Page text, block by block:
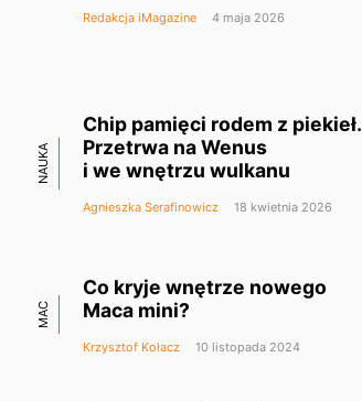
Redakcja iMagazine 4 maja 2026
NAUKA
Chip pamięci rodem z piekieł.
Przetrwa na Wenus
i we wnętrzu wulkanu
Agnieszka Serafinowicz 18 kwietnia 2026
MAC
Co kryje wnętrze nowego
Maca mini?
Krzysztof Kołacz 10 listopada 2024